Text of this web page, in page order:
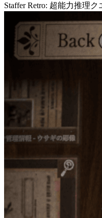
Staffer Retro: 超能力推理ク